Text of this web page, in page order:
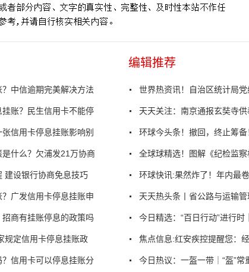
中信逾期完美解决方法
账？民生信用卡不能停
信用卡停息挂账影响别
什么？欠浦发21万协商
建设银行协商免息技巧
广发信用卡停息挂账申
商有挂账停息的政策吗
规定信用卡停息挂账政
信用卡可以停息挂账分
编辑推荐
世界热资讯！自治区统计局
天天关注：南京通报玄奘寺
环球今头条！撤回，终止筹
全球球精选！图解《纪检监察
环球快讯:果然炸了！年内最
天天热头条丨省公路与运输
今日精选：“百日行动”进行
焦点信息:红安疾控提醒您：
今日热议：一盔一带｜“盔”